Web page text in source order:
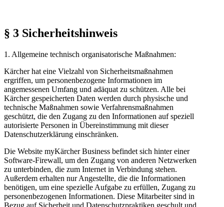
§ 3 Sicherheitshinweis
1. Allgemeine technisch organisatorische Maßnahmen:
Kärcher hat eine Vielzahl von Sicherheitsmaßnahmen
ergriffen, um personenbezogene Informationen im
angemessenen Umfang und adäquat zu schützen. Alle bei
Kärcher gespeicherten Daten werden durch physische und
technische Maßnahmen sowie Verfahrensmaßnahmen
geschützt, die den Zugang zu den Informationen auf speziell
autorisierte Personen in Übereinstimmung mit dieser
Datenschutzerklärung einschränken.
Die Website myKärcher Business befindet sich hinter einer
Software-Firewall, um den Zugang von anderen Netzwerken
zu unterbinden, die zum Internet in Verbindung stehen.
Außerdem erhalten nur Angestellte, die die Informationen
benötigen, um eine spezielle Aufgabe zu erfüllen, Zugang zu
personenbezogenen Informationen. Diese Mitarbeiter sind in